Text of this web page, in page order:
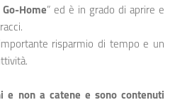
Home” ed è in grado di aprire e
risparmio di tempo e un
non a catene e sono contenuti